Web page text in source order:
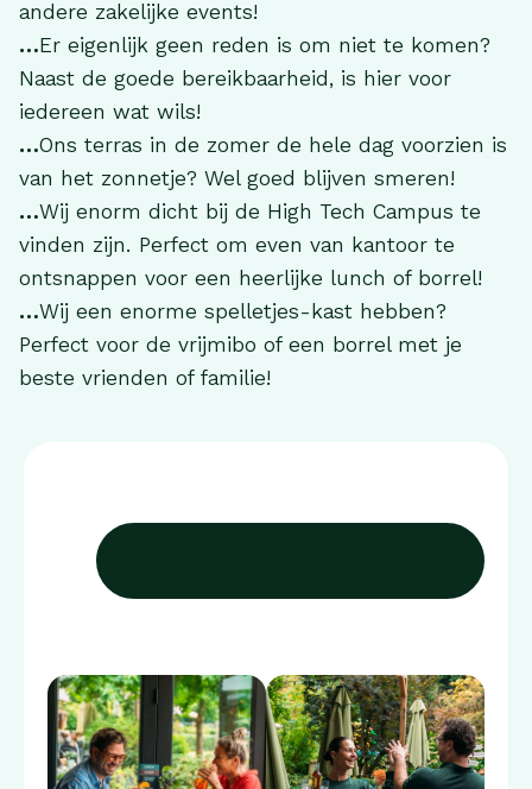
andere zakelijke events!
…Er eigenlijk geen reden is om niet te komen?
Naast de goede bereikbaarheid, is hier voor
iedereen wat wils!
…Ons terras in de zomer de hele dag voorzien is
van het zonnetje? Wel goed blijven smeren!
…Wij enorm dicht bij de High Tech Campus te
vinden zijn. Perfect om even van kantoor te
ontsnappen voor een heerlijke lunch of borrel!
…Wij een enorme spelletjes-kast hebben?
Perfect voor de vrijmibo of een borrel met je
beste vrienden of familie!